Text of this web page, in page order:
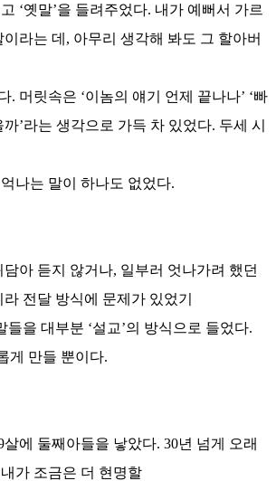
‘옛말’을 들려주었다. 내가 예뻐서 가르
라는 데, 아무리 생각해 봐도 그 할아버
. 머릿속은 ‘이놈의 얘기 언제 끝나나’ ‘빠
’라는 생각으로 가득 차 있었다. 두세 시
나는 말이 하나도 없었다.
아 듣지 않거나, 일부러 엇나가려 했던
전달 방식에 문제가 있었기
들을 대부분 ‘설교’의 방식으로 들었다.
게 만들 뿐이다.
에 둘째아들을 낳았다. 30년 넘게 오래
가 조금은 더 현명할